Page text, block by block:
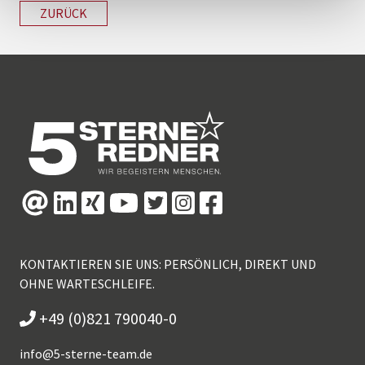
ZURÜCK
KONTAKTIEREN SIE UNS: PERSÖNLICH, DIREKT UND
OHNE WARTESCHLEIFE.
+49 (0)821 790040-0
info@5-sterne-team.de